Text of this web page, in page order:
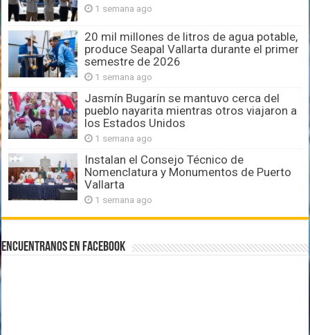
1 semana ago
20 mil millones de litros de agua potable,
produce Seapal Vallarta durante el primer
semestre de 2026
1 semana ago
Jasmín Bugarín se mantuvo cerca del
pueblo nayarita mientras otros viajaron a
los Estados Unidos
1 semana ago
Instalan el Consejo Técnico de
Nomenclatura y Monumentos de Puerto
Vallarta
1 semana ago
Encuentranos en Facebook